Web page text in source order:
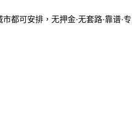
都可安排，无押金·无套路·靠谱·专